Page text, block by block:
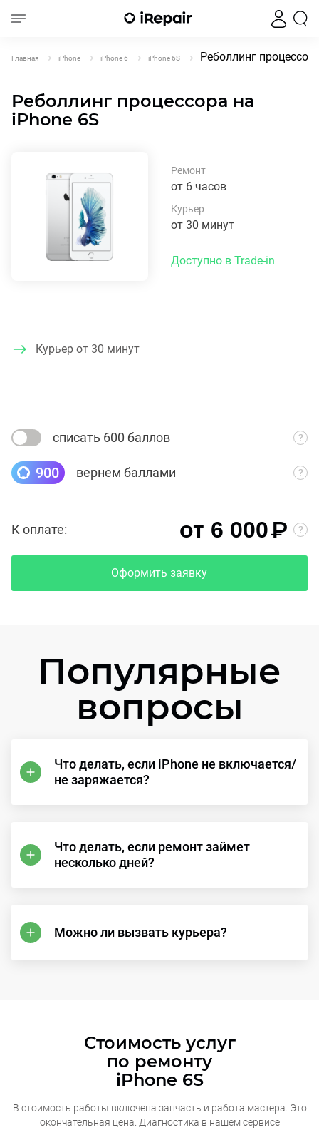
Главная iPhone iPhone 6 iPhone 6S Реболлинг
Реболлинг процессора на
iPhone 6S
Ремонт
от 6 часов
Курьер
от 30 минут
Доступно в Trade-in
Курьер от 30 минут
списать 600 баллов
900 вернем баллами
К оплате: от 6 000₽
Оформить заявку
Популярные
вопросы
Что делать, если iPhone не включается/
не заряжается?
Что делать, если ремонт займет
несколько дней?
Можно ли вызвать курьера?
Стоимость услуг
по ремонту
iPhone 6S
В стоимость работы включена запчасть и работа мастера. Это
окончательная цена. Диагностика в нашем сервисе